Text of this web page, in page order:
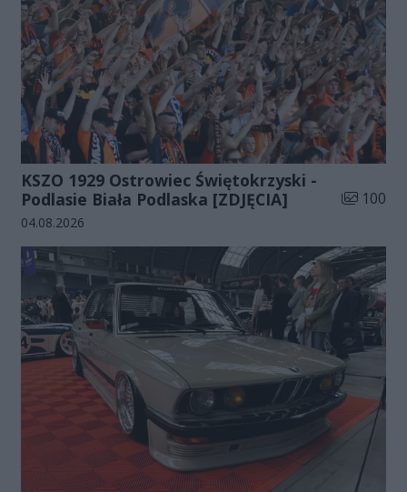
KSZO 1929 Ostrowiec Świętokrzyski -
Podlasie Biała Podlaska [ZDJĘCIA]
Liczba
100
Data dodania galerii:
04.08.2026